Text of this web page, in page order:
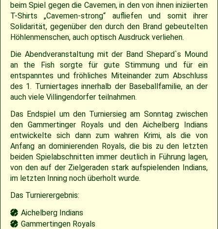
beim Spiel gegen die Cavemen, in den von ihnen iniziierten
T-Shirts „Cavemen-strong“ aufliefen und somit ihrer
Solidarität, gegenüber den durch den Brand gebeutelten
Höhlenmenschen, auch optisch Ausdruck verliehen.
Die Abendveranstaltung mit der Band Shepard`s Mound
an the Fish sorgte für gute Stimmung und für ein
entspanntes und fröhliches Miteinander zum Abschluss
des 1. Turniertages innerhalb der Baseballfamilie, an der
auch viele Villingendorfer teilnahmen.
Das Endspiel um den Turniersieg am Sonntag zwischen
den Gammertinger Royals und den Aichelberg Indians
entwickelte sich dann zum wahren Krimi, als die von
Anfang an dominierenden Royals, die bis zu den letzten
beiden Spielabschnitten immer deutlich in Führung lagen,
von den auf der Zielgeraden stark aufspielenden Indians,
im letzten Inning noch überholt wurde.
Das Turnierergebnis:
Aichelberg Indians
Gammertingen Royals
2014
2013
2012
2011
2010
2009
2007
27.04.2019 – Jugendspiel in Gammertingen06.05.2017 – Jugendspiel in Sindelfingen
08.04.2017 – Pokalauftakt gegen die Freiburg Knights
04.03.2017 – Jugendausflug Sensapolis
03.03.2017 – Jahreshauptversammlung
Saison 2015
Saison 2014
Saison 2013
Saison 2012
Saison 2011
Saison 2010
Saison 2009